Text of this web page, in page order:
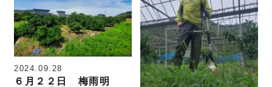
2024.09.28
６月２２日 梅雨明